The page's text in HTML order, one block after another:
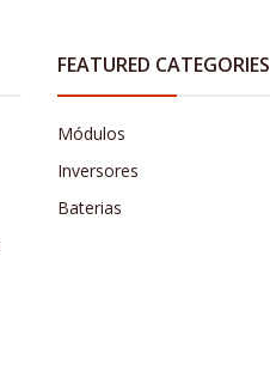
FEATURED CATEGORIES
Módulos
Inversores
Baterias